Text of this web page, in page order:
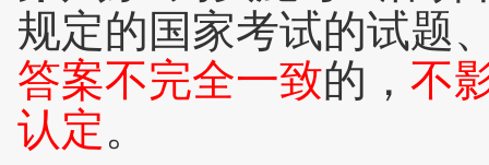
规定的国家考试的试题
答案不完全一致的， 不
认定。